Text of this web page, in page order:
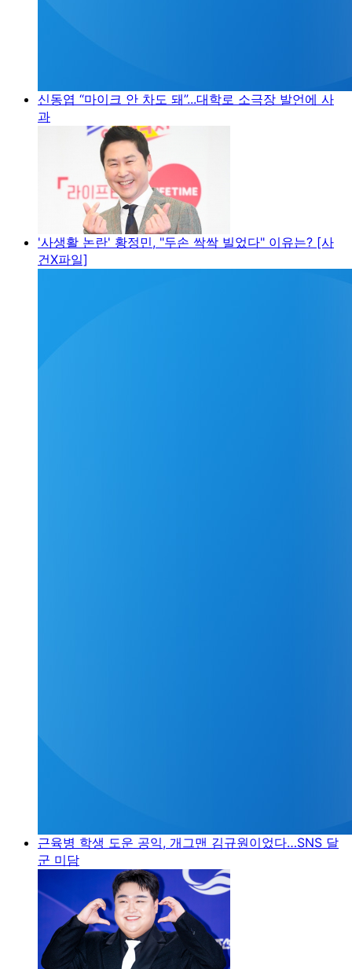
신동엽 “마이크 안 차도 돼”...대학로 소극장 발언에 사
과
'사생활 논란' 황정민, "두손 싹싹 빌었다" 이유는? [사
건X파일]
근육병 학생 도운 공익, 개그맨 김규원이었다…SNS 달
군 미담